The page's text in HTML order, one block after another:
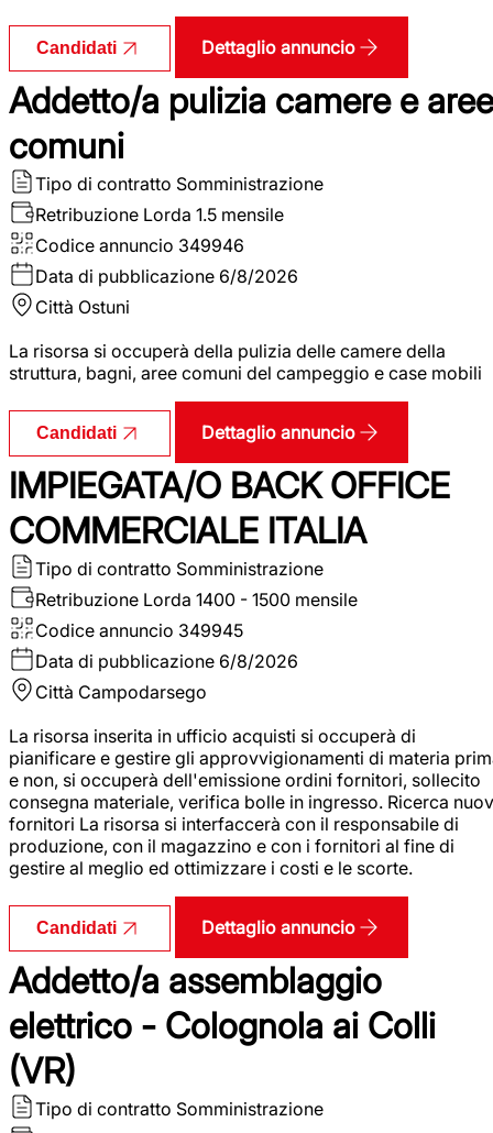
Candidati Dettaglio annuncio
Addetto/a pulizia camere e aree
comuni
Tipo di contratto Somministrazione
Retribuzione Lorda 1.5 mensile
Codice annuncio 349946
Data di pubblicazione 6/8/2026
Città Ostuni
La risorsa si occuperà della pulizia delle camere della
struttura, bagni, aree comuni del campeggio e case mobili
Candidati Dettaglio annuncio
IMPIEGATA/O BACK OFFICE
COMMERCIALE ITALIA
Tipo di contratto Somministrazione
Retribuzione Lorda 1400 - 1500 mensile
Codice annuncio 349945
Data di pubblicazione 6/8/2026
Città Campodarsego
La risorsa inserita in ufficio acquisti si occuperà di
pianificare e gestire gli approvvigionamenti di materia
e non, si occuperà dell'emissione ordini fornitori, sollecito
consegna materiale, verifica bolle in ingresso. Ricerca
fornitori La risorsa si interfaccerà con il responsabile di
produzione, con il magazzino e con i fornitori al fine di
gestire al meglio ed ottimizzare i costi e le scorte.
Candidati Dettaglio annuncio
Addetto/a assemblaggio
elettrico - Colognola ai Colli
(VR)
Tipo di contratto Somministrazione